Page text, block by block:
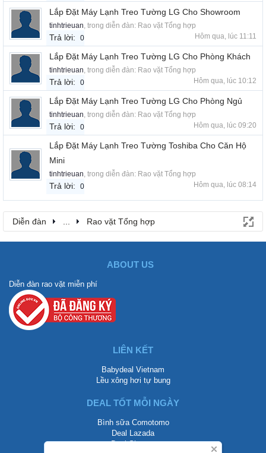
Lắp Đặt Máy Lạnh Treo Tường LG Cho Showroom
tinhtrieuan, trong diễn đàn: Rao vặt Tổng hợp
Trả lời: 0 Hôm qua, lúc 11:11
Lắp Đặt Máy Lạnh Treo Tường LG Cho Phòng Khách
tinhtrieuan, trong diễn đàn: Rao vặt Tổng hợp
Trả lời: 0 Hôm qua, lúc 10:12
Lắp Đặt Máy Lạnh Treo Tường LG Cho Phòng Ngủ
tinhtrieuan, trong diễn đàn: Rao vặt Tổng hợp
Trả lời: 0 Hôm qua, lúc 09:20
Lắp Đặt Máy Lạnh Treo Tường Toshiba Cho Căn Hộ
Mini
tinhtrieuan, trong diễn đàn: Rao vặt Tổng hợp
Trả lời: 0 Hôm qua, lúc 08:14
Diễn đàn Rao vặt Tổng hợp
ABOUT US
Diễn đàn rao vặt miễn phí
LIÊN KẾT
Babydeal Vietnam
Lều xông hơi tự bung
DEAL TỐT MỖI NGÀY
Bình sữa Comotomo
Deal Lazada
Deal Shopee